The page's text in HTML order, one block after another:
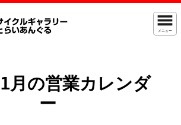
メニュー
月の営業カレンダ
ー